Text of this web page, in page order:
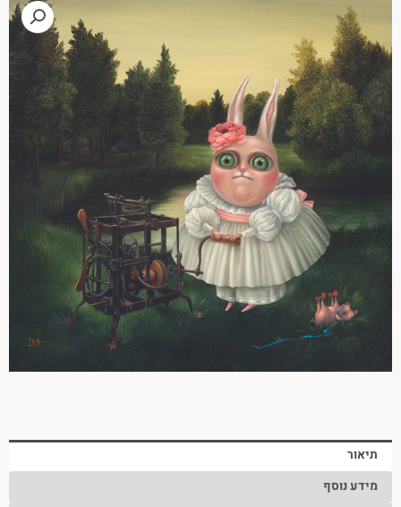
תיאור
מידע נוסף